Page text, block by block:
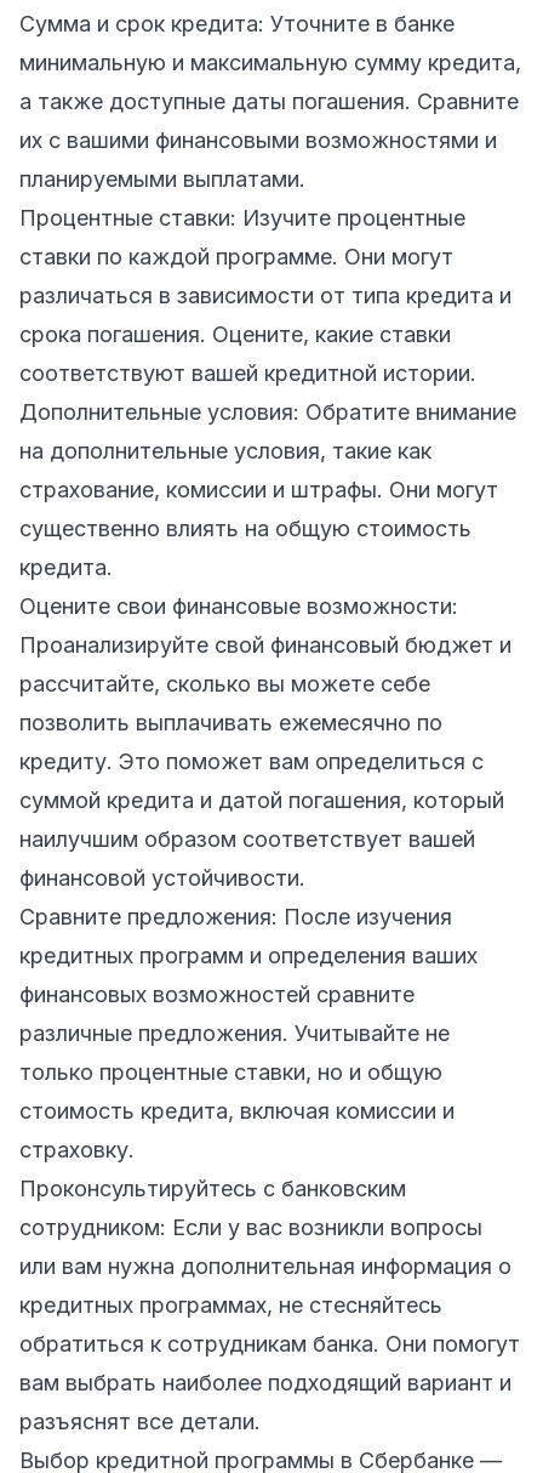
Сумма и срок кредита: Уточните в банке
минимальную и максимальную сумму кредита,
а также доступные даты погашения. Сравните
их с вашими финансовыми возможностями и
планируемыми выплатами.
Процентные ставки: Изучите процентные
ставки по каждой программе. Они могут
различаться в зависимости от типа кредита и
срока погашения. Оцените, какие ставки
соответствуют вашей кредитной истории.
Дополнительные условия: Обратите внимание
на дополнительные условия, такие как
страхование, комиссии и штрафы. Они могут
существенно влиять на общую стоимость
кредита.
Оцените свои финансовые возможности:
Проанализируйте свой финансовый бюджет и
рассчитайте, сколько вы можете себе
позволить выплачивать ежемесячно по
кредиту. Это поможет вам определиться с
суммой кредита и датой погашения, который
наилучшим образом соответствует вашей
финансовой устойчивости.
Сравните предложения: После изучения
кредитных программ и определения ваших
финансовых возможностей сравните
различные предложения. Учитывайте не
только процентные ставки, но и общую
стоимость кредита, включая комиссии и
страховку.
Проконсультируйтесь с банковским
сотрудником: Если у вас возникли вопросы
или вам нужна дополнительная информация о
кредитных программах, не стесняйтесь
обратиться к сотрудникам банка. Они помогут
вам выбрать наиболее подходящий вариант и
разъяснят все детали.
Выбор кредитной программы в Сбербанке —